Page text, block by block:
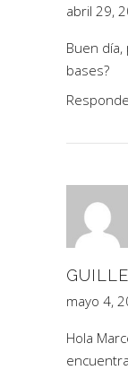
abril 29,
Buen
bases?
mayo 4,
Hola